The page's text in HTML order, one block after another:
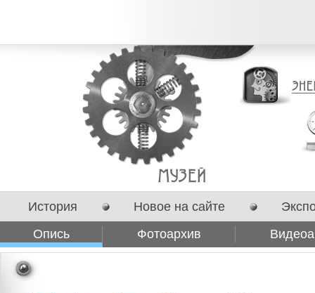
История Новое на сайте
Опись
Фотоархив
Сотрудничество